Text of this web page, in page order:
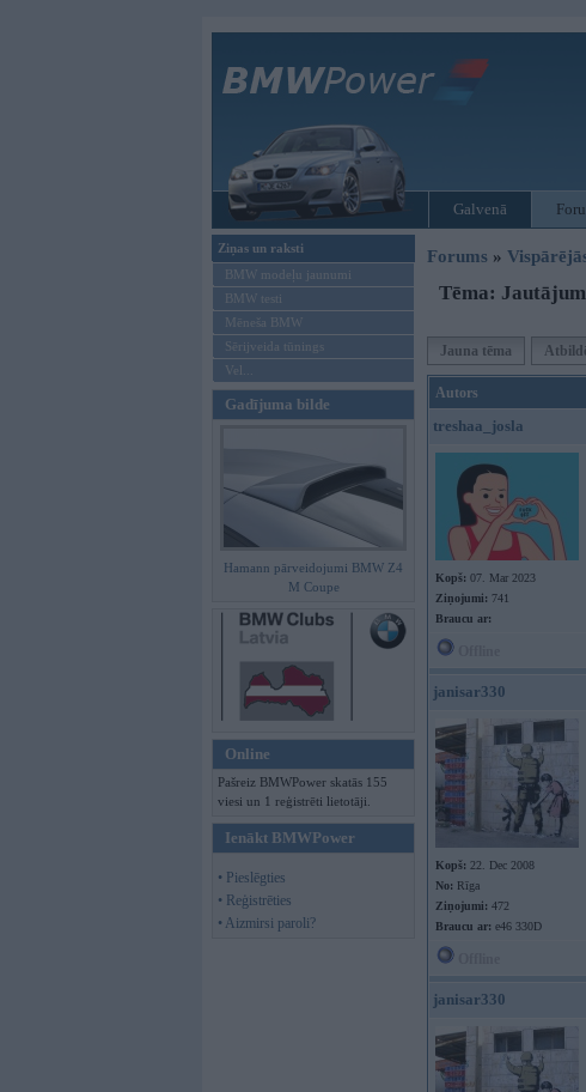
Galvenā
Ziņas un raksti
BMW modeļu jaunumi
BMW testi
Mēneša BMW
Sērijveida tūnings
Vel...
Gadījuma bilde
Hamann pārveidojumi BMW Z4
M Coupe
Online
Pašreiz BMWPower skatās 155
viesi un 1 reģistrēti lietotāji.
Ienākt BMWPower
• Pieslēgties
• Reģistrēties
• Aizmirsi paroli?
Forums »
Tēma:
Jauna tēma
Autors
treshaa_josla
Kopš: 07. Mar 2023
Ziņojumi: 741
Braucu ar:
janisar330
Kopš: 22. Dec 2008
No: Rīga
Ziņojumi: 472
Braucu ar: e46 330D
janisar330